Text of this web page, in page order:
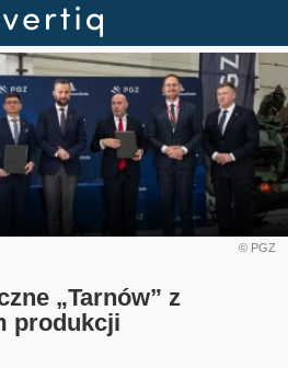
© PGZ
„Tarnów” z
produkcji